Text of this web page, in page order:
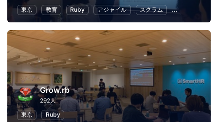
東京
教育 Ruby アジャイル スクラム クラウド
Grow.rb
292人
東京
Ruby